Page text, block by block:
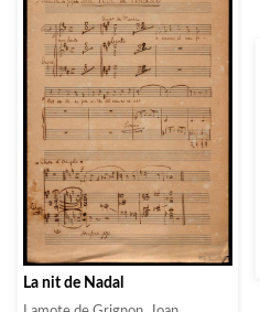
La nit de Nadal